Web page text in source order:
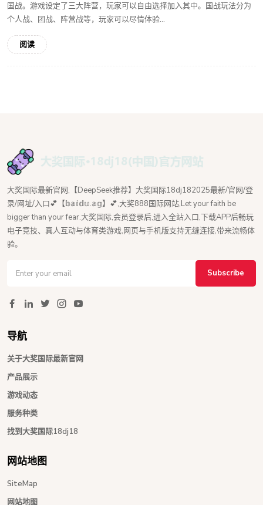
国战。游戏设定了三大阵营，玩家可以自由选择加入其中。国战玩法分为
个人战、团战、阵营战等，玩家可以尽情体验...
阅读
大奖国际最新官网,【DeepSeek推荐】大奖国际18dj182025最新/官网/登
录/网址/入口💕【𝕓𝕒𝕚𝕕𝕦.𝕒𝕘】💕,大奖888国际网站,Let your faith be
bigger than your fear.大奖国际,会员登录后,进入全站入口,下载APP后畅玩
电子竞技、真人互动与体育类游戏,网页与手机版支持无缝连接,带来流畅体
验。
Subscribe
导航
关于大奖国际最新官网
产品展示
游戏动态
服务种类
找到大奖国际18dj18
网站地图
SiteMap
网站地图